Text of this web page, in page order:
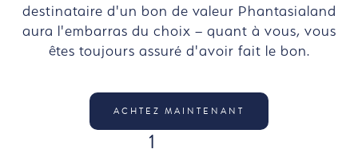
destinataire d'un bon de valeur Phantasialand
aura l'embarras du choix – quant à vous, vous
êtes toujours assuré d'avoir fait le bon.
ACHTEZ MAINTENANT
1